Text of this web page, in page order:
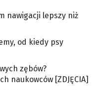
nawigacji lepszy niż
od kiedy psy
zębów?
naukowców [ZDJĘCIA]